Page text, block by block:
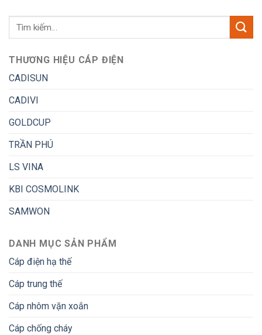
THƯƠNG HIỆU CÁP ĐIỆN
CADISUN
CADIVI
GOLDCUP
TRẦN PHÚ
LS VINA
KBI COSMOLINK
SAMWON
DANH MỤC SẢN PHẨM
Cáp điện hạ thế
Cáp trung thế
Cáp nhôm vặn xoắn
Cáp chống cháy